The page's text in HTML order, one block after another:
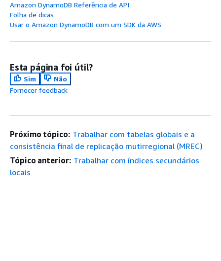
Amazon DynamoDB Referência de API
Folha de dicas
Usar o Amazon DynamoDB com um SDK da AWS
Esta página foi útil?
Sim
Não
Fornecer feedback
Próximo tópico: Trabalhar com tabelas globais e a
consistência final de replicação mutirregional (MREC)
Tópico anterior: Trabalhar com índices secundários
locais